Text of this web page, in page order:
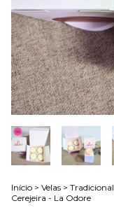
Início > Velas > Tradicional
Cerejeira - La Odore